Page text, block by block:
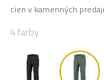
cien v kamenných
4 farby